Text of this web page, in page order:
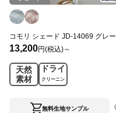
コモリ シェード JD-14069 グレー
13,200円(税込)～
天然
素材
ドライ
クリーニン
無料生地サンプル